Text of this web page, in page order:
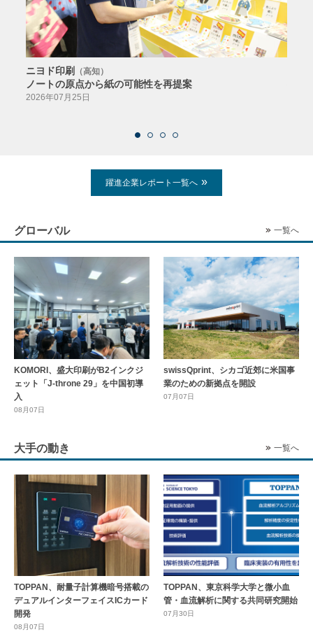
ニヨド印刷 （高知）
ノートの原点から紙の可能性を再提案
2026年07月25日
躍進企業レポート一覧へ
グローバル 一覧へ
KOMORI、盛大印刷がB2インクジ
ェット「J-throne 29」を中国初導
入
08月07日
swissQprint、シカゴ近郊に⽶国事
業のための新拠点を開設
07月07日
大手の動き 一覧へ
TOPPAN、耐量子計算機暗号搭載の
デュアルインターフェイスICカード
開発
08月07日
TOPPAN、東京科学大学と微小血
管・血流解析に関する共同研究開始
07月30日